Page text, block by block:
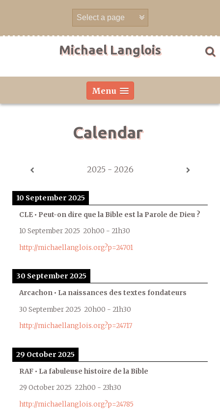
Michael Langlois
Menu
Calendar
2025 - 2026
10 September 2025
CLE • Peut-on dire que la Bible est la Parole de Dieu ?
10 September 2025 20h00 - 21h30
http://michaellanglois.org?p=24701
30 September 2025
Arcachon • La naissances des textes fondateurs
30 September 2025 20h00 - 21h30
http://michaellanglois.org?p=24717
29 October 2025
RAF • La fabuleuse histoire de la Bible
29 October 2025 22h00 - 23h30
http://michaellanglois.org?p=24785